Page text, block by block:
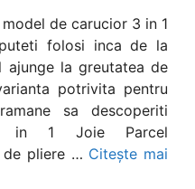
de carucior 3 in 1
folosi inca de la
ajunge la greutatea de
potrivita pentru
sa descoperiti
in 1 Joie Parcel
de pliere … Citește mai